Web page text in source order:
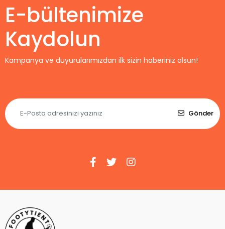
E-bültenimize
Kaydolun
Kampanya ve duyurularımızdan ilk sizin haberiniz olsun!
Gönder